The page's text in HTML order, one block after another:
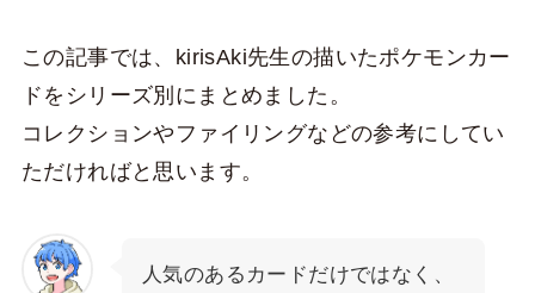
この記事では、kirisAki先生の描いたポケモンカー
ドをシリーズ別にまとめました。
コレクションやファイリングなどの参考にしてい
ただければと思います。
人気のあるカードだけではなく、